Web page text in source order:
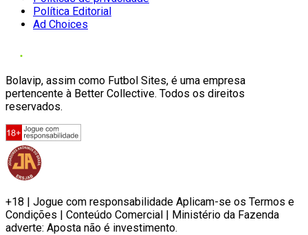
Política Editorial
Ad Choices
Bolavip, assim como Futbol Sites, é uma empresa
pertencente à Better Collective. Todos os direitos
reservados.
+18 | Jogue com responsabilidade Aplicam-se os Termos e
Condições | Conteúdo Comercial | Ministério da Fazenda
adverte: Aposta não é investimento.